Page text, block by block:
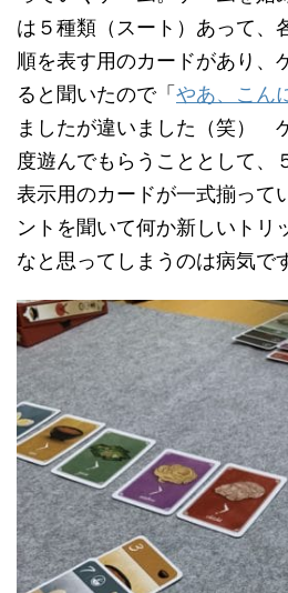
は５種類（スート）あって、
順を表す用のカードがあり、
ると聞いたので「 やあ、こん
ましたが違いました（笑）
度遊んでもらうこととして、
表示用のカードが一式揃って
ントを聞いて何か新しいトリ
なと思ってしまうのは病気で